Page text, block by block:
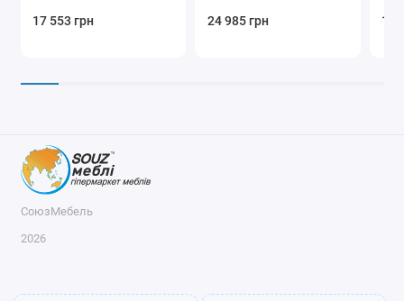
17 553 грн 24 985 грн 16
СоюзМебель
2026